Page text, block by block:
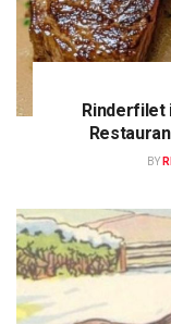
Rinderfilet
BY